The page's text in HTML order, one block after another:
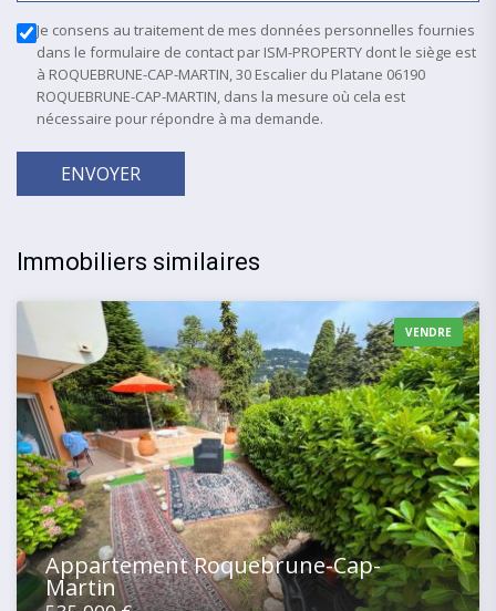
Je consens au traitement de mes données personnelles fournies
dans le formulaire de contact par ISM-PROPERTY dont le siège est
à ROQUEBRUNE-CAP-MARTIN, 30 Escalier du Platane 06190
ROQUEBRUNE-CAP-MARTIN, dans la mesure où cela est
nécessaire pour répondre à ma demande.
ENVOYER
Immobiliers similaires
VENDRE
Appartement Roquebrune-Cap-
Martin